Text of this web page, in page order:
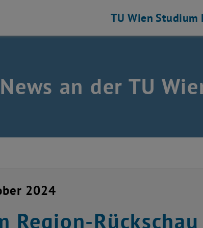
TU Wien Studium
an der TU
2024
Region-